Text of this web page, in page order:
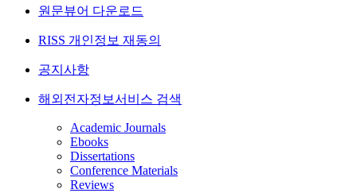
원문뷰어 다운로드
RISS 개인정보 재동의
공지사항
해외전자정보서비스 검색
Academic Journals
Ebooks
Dissertations
Conference Materials
Reviews